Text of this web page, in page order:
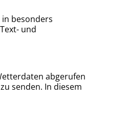
besonders
und
abgerufen
senden. In diesem